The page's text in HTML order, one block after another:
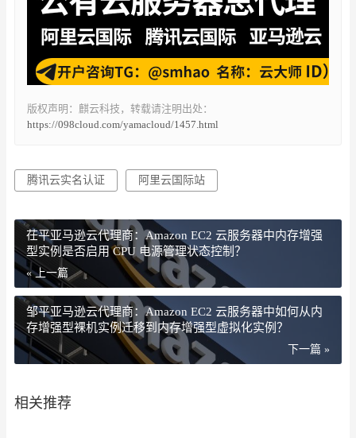
版权声明：麒云科技，转载请注明出处：
https://098cloud.com/yamacloud/1457.html
腾讯云实名认证 阿里云国际站
茌平亚马逊云代理商：Amazon EC2 云服务器中内存增强
型实例是否启用 CPU 电源管理状态控制？
« 上一篇
邹平亚马逊云代理商：Amazon EC2 云服务器中如何从内
存增强型裸机实例迁移到内存增强型虚拟化实例？
下一篇 »
相关推荐